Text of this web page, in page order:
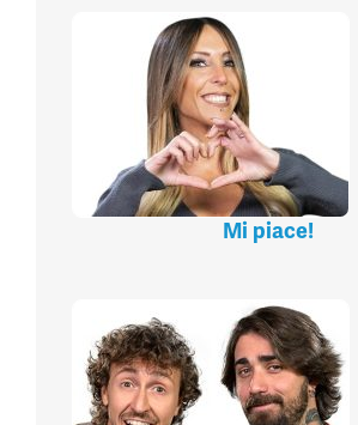
Mi piace!